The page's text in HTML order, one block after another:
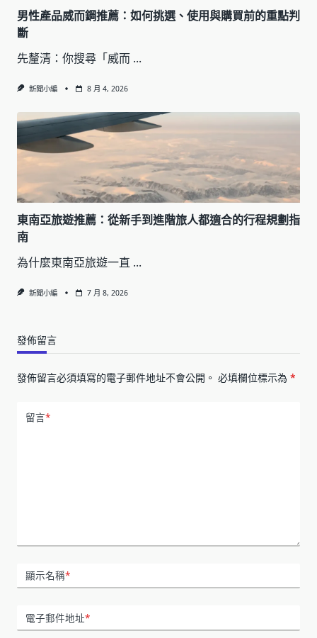
男性產品威而鋼推薦：如何挑選、使用與購買前的重點判
斷
先釐清：你搜尋「威而 ...
新聞小編 8 月 4, 2026
東南亞旅遊推薦：從新手到進階旅人都適合的行程規劃指
南
為什麼東南亞旅遊一直 ...
新聞小編 7 月 8, 2026
發佈留言
發佈留言必須填寫的電子郵件地址不會公開。 必填欄位標示為 *
留言*
顯示名稱*
電子郵件地址*